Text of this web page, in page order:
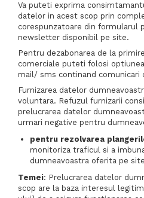
Va puteti exprima
datelor in acest scop prin
corespunzatoare din formularul
newsletter disponibil pe site.
Pentru dezabonarea de la
comerciale puteti folosi
mail/ sms continand comunicari
Furnizarea datelor
voluntara. Refuzul furnizarii
prelucrarea datelor
urmari negative pentru
pentru rezolvarea
monitoriza traficul si a
dumneavoastra oferita pe
Temei: Prelucrarea datelor
scop are la baza interesul